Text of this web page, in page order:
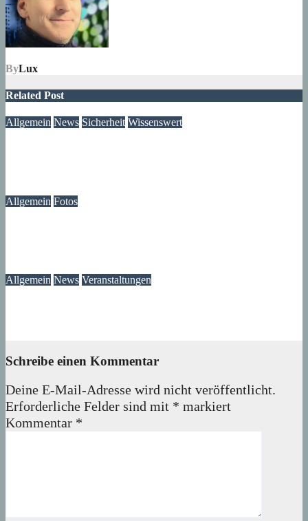
ByLux
Related Post
Allgemein News Sicherheit Wissenswert
Allgemein Fotos
Allgemein News Veranstaltungen
Schreibe einen Kommentar
Deine E-Mail-Adresse wird nicht veröffentlicht.
Erforderliche Felder sind mit * markiert
Kommentar *